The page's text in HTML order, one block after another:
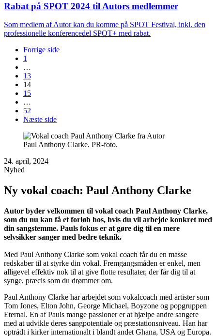
Rabat på SPOT 2024 til Autors medlemmer
Som medlem af Autor kan du komme på SPOT Festival, inkl. den
professionelle konferencedel SPOT+ med rabat.
Forrige side
1
…
13
14
15
…
52
Næste side
Paul Anthony Clarke. PR-foto.
24. april, 2024
Nyhed
Ny vokal coach: Paul Anthony Clarke
Autor byder velkommen til vokal coach Paul Anthony Clarke,
som du nu kan få et forløb hos, hvis du vil arbejde konkret med
din sangstemme. Pauls fokus er at gøre dig til en mere
selvsikker sanger med bedre teknik.
Med Paul Anthony Clarke som vokal coach får du en masse
redskaber til at styrke din vokal. Fremgangsmåden er enkel, men
alligevel effektiv nok til at give flotte resultater, der får dig til at
synge, præcis som du drømmer om.
Paul Anthony Clarke har arbejdet som vokalcoach med artister som
Tom Jones, Elton John, George Michael, Boyzone og popgruppen
Eternal. En af Pauls mange passioner er at hjælpe andre sangere
med at udvikle deres sangpotentiale og præstationsniveau. Han har
optrådt i kirker internationalt i blandt andet Ghana, USA og Europa.